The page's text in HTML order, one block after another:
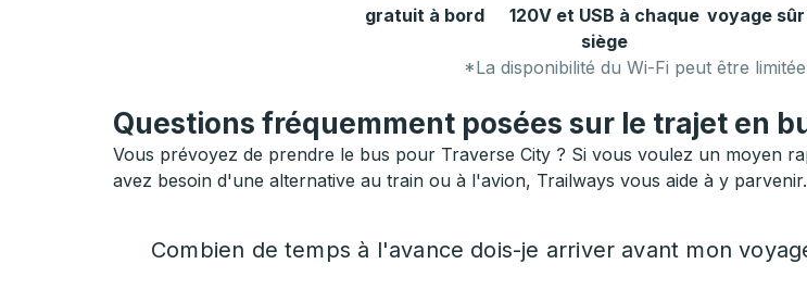
gratuit à bord
120V et USB à chaque
siège
voyage
*La disponibilité du Wi-Fi peut être
Questions fréquemment posées sur le trajet en
Vous prévoyez de prendre le bus pour Traverse City ? Si vous voulez un moyen
avez besoin d'une alternative au train ou à l'avion, Trailways vous aide à y
Combien de temps à l'avance dois-je arriver avant mon